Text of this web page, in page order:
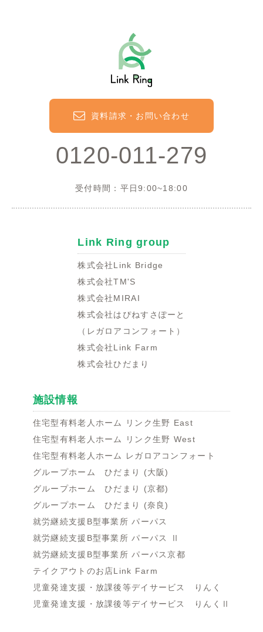
0120-011-279
受付時間：平日9:00~18:00
資料請求・お問い合わせ
Link Ring group
株式会社Link Bridge
株式会社TM'S
株式会社MIRAI
株式会社はぴねすさぽーと
（レガロアコンフォート）
株式会社Link Farm
株式会社ひだまり
施設情報
住宅型有料老人ホーム リンク生野 East
住宅型有料老人ホーム リンク生野 West
住宅型有料老人ホーム レガロアコンフォート
グループホーム ひだまり (大阪)
グループホーム ひだまり (京都)
グループホーム ひだまり (奈良)
就労継続支援B型事業所 パーパス
就労継続支援B型事業所 パーパス Ⅱ
就労継続支援B型事業所 パーパス京都
テイクアウトのお店Link Farm
児童発達支援・放課後等デイサービス りんく
児童発達支援・放課後等デイサービス りんくⅡ